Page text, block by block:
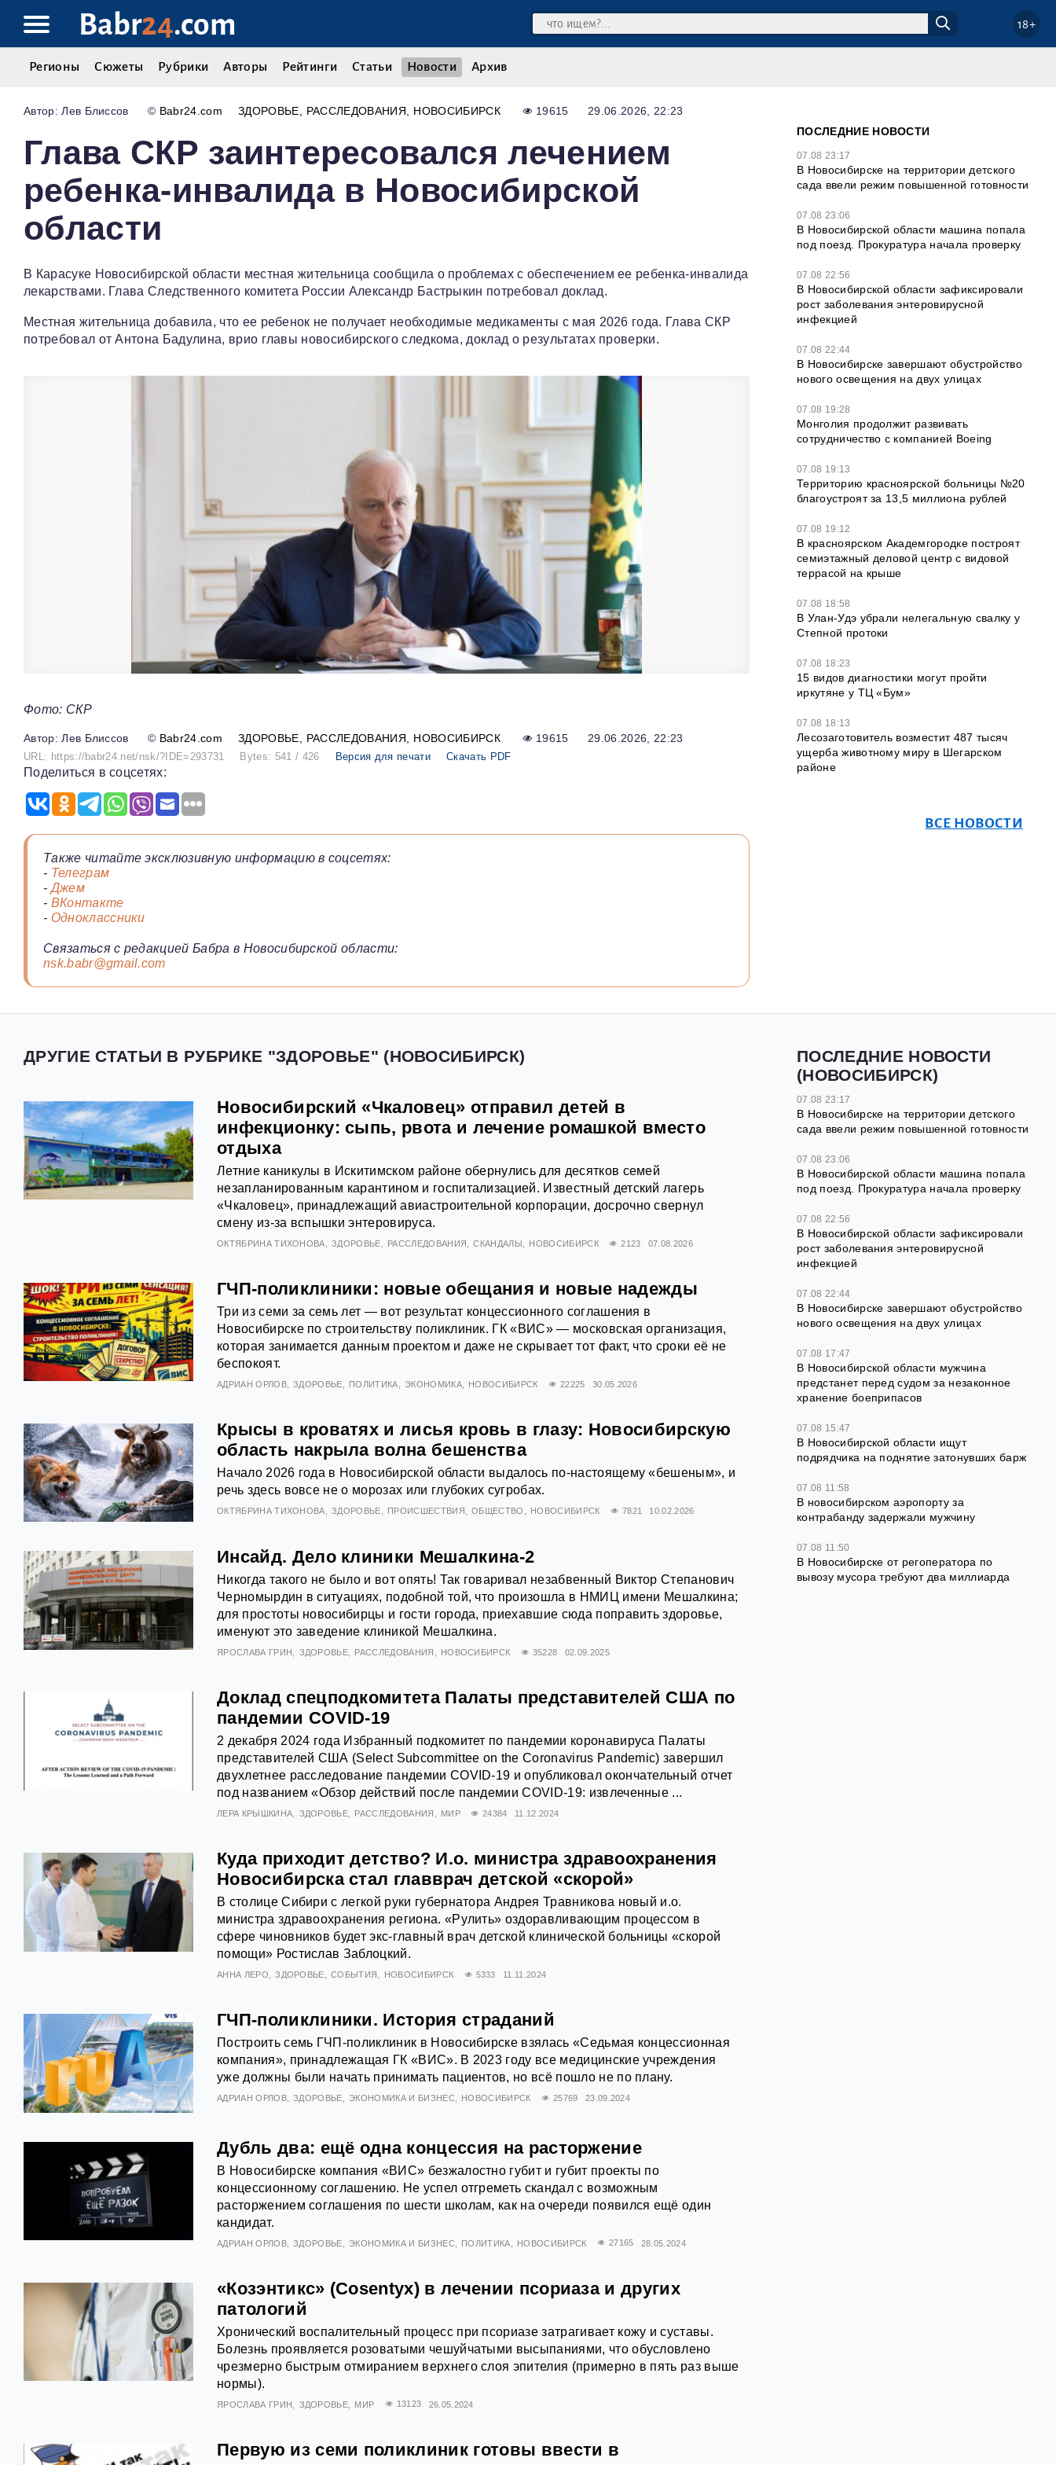
Babr24.com 18+
Регионы Сюжеты Рубрики Авторы Рейтинги Статьи Новости Архив
Лев Блиссов © Babr24.com ЗДОРОВЬЕ РАССЛЕДОВАНИЯ НОВОСИБИРСК 19615 29.06.2026, 22:23
Глава СКР заинтересовался лечением
ребенка-инвалида в Новосибирской
области
В Карасуке Новосибирской области местная жительница сообщила о проблемах с обеспечением ее ребенка-инвалида
лекарствами. Глава Следственного комитета России Александр Бастрыкин потребовал доклад.
Местная жительница добавила, что ее ребенок не получает необходимые медикаменты с мая 2026 года. Глава СКР
потребовал от Антона Бадулина, врио главы новосибирского следкома, доклад о результатах проверки.
Фото: СКР
Лев Блиссов © Babr24.com ЗДОРОВЬЕ РАССЛЕДОВАНИЯ НОВОСИБИРСК 19615 29.06.2026, 22:23
URL: https://babr24.net/nsk/?IDE=293731 Bytes: 541 / 426 Версия для печати Скачать PDF
Поделиться в соцсетях:
Также читайте эксклюзивную информацию в соцсетях:
- Телеграм
-Джем
- ВКонтакте
- Одноклассники
Связаться с редакцией Бабра в Новосибирской области:
nsk.babr@gmail.com
ПОСЛЕДНИЕ НОВОСТИ
07.08 23:17
В Новосибирске на территории детского
сада ввели режим повышенной готовности
07.08 23:06
В Новосибирской области машина попала
под поезд. Прокуратура начала проверку
07.08 22:56
В Новосибирской области зафиксировали
рост заболевания энтеровирусной
инфекцией
07.08 22:44
В Новосибирске завершают обустройство
нового освещения на двух улицах
07.08 19:28
Монголия продолжит развивать
сотрудничество с компанией Boeing
07.08 19:13
Территорию красноярской больницы №20
благоустроят за 13,5 миллиона рублей
07.08 19:12
В красноярском Академгородке построят
семиэтажный деловой центр с видовой
террасой на крыше
07.08 18:58
В Улан-Удэ убрали нелегальную свалку у
Степной протоки
07.08 18:23
15 видов диагностики могут пройти
иркутяне у ТЦ «Бум»
07.08 18:13
Лесозаготовитель возместит 487 тысяч
ущерба животному миру в Шегарском
районе
ВСЕ НОВОСТИ
ДРУГИЕ СТАТЬИ В РУБРИКЕ "ЗДОРОВЬЕ" (НОВОСИБИРСК)
Новосибирский «Чкаловец» отправил детей в
инфекционку: сыпь, рвота и лечение ромашкой вместо
отдыха
Летние каникулы в Искитимском районе обернулись для десятков семей
незапланированным карантином и госпитализацией. Известный детский лагерь
«Чкаловец», принадлежащий авиастроительной корпорации, досрочно свернул
смену из-за вспышки энтеровируса.
ОКТЯБРИНА ТИХОНОВА ЗДОРОВЬЕ РАССЛЕДОВАНИЯ СКАНДАЛЫ НОВОСИБИРСК 2123 07.08.2026
ГЧП-поликлиники: новые обещания и новые надежды
Три из семи за семь лет — вот результат концессионного соглашения в
Новосибирске по строительству поликлиник. ГК «ВИС» — московская организация,
которая занимается данным проектом и даже не скрывает тот факт, что сроки её не
беспокоят.
АДРИАН ОРЛОВ ЗДОРОВЬЕ ПОЛИТИКА ЭКОНОМИКА НОВОСИБИРСК 22225 30.05.2026
Крысы в кроватях и лисья кровь в глазу: Новосибирскую
область накрыла волна бешенства
Начало 2026 года в Новосибирской области выдалось по-настоящему «бешеным», и
речь здесь вовсе не о морозах или глубоких сугробах.
ОКТЯБРИНА ТИХОНОВА ЗДОРОВЬЕ ПРОИСШЕСТВИЯ ОБЩЕСТВО НОВОСИБИРСК 7821 10.02.2026
Инсайд. Дело клиники Мешалкина-2
Никогда такого не было и вот опять! Так говаривал незабвенный Виктор Степанович
Черномырдин в ситуациях, подобной той, что произошла в НМИЦ имени Мешалкина;
для простоты новосибирцы и гости города, приехавшие сюда поправить здоровье,
именуют это заведение клиникой Мешалкина.
ЯРОСЛАВА ГРИН ЗДОРОВЬЕ РАССЛЕДОВАНИЯ НОВОСИБИРСК 35228 02.09.2025
Доклад спецподкомитета Палаты представителей США по
пандемии COVID-19
2 декабря 2024 года Избранный подкомитет по пандемии коронавируса Палаты
представителей США (Select Subcommittee on the Coronavirus Pandemic) завершил
двухлетнее расследование пандемии COVID-19 и опубликовал окончательный отчет
под названием «Обзор действий после пандемии COVID-19: извлеченные ...
ЛЕРА КРЫШКИНА ЗДОРОВЬЕ РАССЛЕДОВАНИЯ МИР 24384 11.12.2024
Куда приходит детство? И.о. министра здравоохранения
Новосибирска стал главврач детской «скорой»
В столице Сибири с легкой руки губернатора Андрея Травникова новый и.о.
министра здравоохранения региона. «Рулить» оздоравливающим процессом в
сфере чиновников будет экс-главный врач детской клинической больницы «скорой
помощи» Ростислав Заблоцкий.
АННА ЛЕРО ЗДОРОВЬЕ СОБЫТИЯ НОВОСИБИРСК 5333 11.11.2024
ГЧП-поликлиники. История страданий
Построить семь ГЧП-поликлиник в Новосибирске взялась «Седьмая концессионная
компания», принадлежащая ГК «ВИС». В 2023 году все медицинские учреждения
уже должны были начать принимать пациентов, но всё пошло не по плану.
АДРИАН ОРЛОВ ЗДОРОВЬЕ ЭКОНОМИКА И БИЗНЕС НОВОСИБИРСК 25769 23.09.2024
Дубль два: ещё одна концессия на расторжение
В Новосибирске компания «ВИС» безжалостно губит и губит проекты по
концессионному соглашению. Не успел отгреметь скандал с возможным
расторжением соглашения по шести школам, как на очереди появился ещё один
кандидат.
АДРИАН ОРЛОВ ЗДОРОВЬЕ ЭКОНОМИКА И БИЗНЕС ПОЛИТИКА НОВОСИБИРСК 27165 28.05.2024
«Козэнтикс» (Cosentyx) в лечении псориаза и других
патологий
Хронический воспалительный процесс при псориазе затрагивает кожу и суставы.
Болезнь проявляется розоватыми чешуйчатыми высыпаниями, что обусловлено
чрезмерно быстрым отмиранием верхнего слоя эпителия (примерно в пять раз выше
нормы).
ЯРОСЛАВА ГРИН ЗДОРОВЬЕ МИР 13123 26.05.2024
Первую из семи поликлиник готовы ввести в
ПОСЛЕДНИЕ НОВОСТИ
(НОВОСИБИРСК)
07.08 23:17
В Новосибирске на территории детского
сада ввели режим повышенной готовности
07.08 23:06
В Новосибирской области машина попала
под поезд. Прокуратура начала проверку
07.08 22:56
В Новосибирской области зафиксировали
рост заболевания энтеровирусной
инфекцией
07.08 22:44
В Новосибирске завершают обустройство
нового освещения на двух улицах
07.08 17:47
В Новосибирской области мужчина
предстанет перед судом за незаконное
хранение боеприпасов
07.08 15:47
В Новосибирской области ищут
подрядчика на поднятие затонувших барж
07.08 11:58
В новосибирском аэропорту за
контрабанду задержали мужчину
07.08 11:50
В Новосибирске от регоператора по
вывозу мусора требуют два миллиарда